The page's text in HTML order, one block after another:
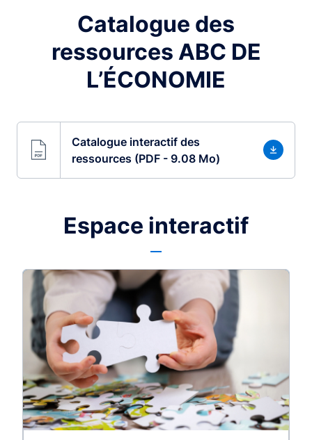
Catalogue des
ressources ABC DE
L’ÉCONOMIE
Catalogue interactif des
ressources (PDF - 9.08 Mo)
Espace interactif